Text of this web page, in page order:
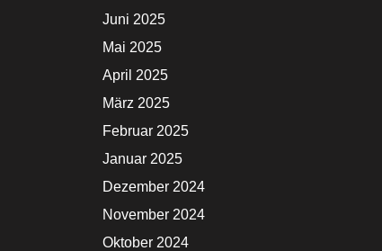
Juni 2025
Mai 2025
April 2025
März 2025
Februar 2025
Januar 2025
Dezember 2024
November 2024
Oktober 2024